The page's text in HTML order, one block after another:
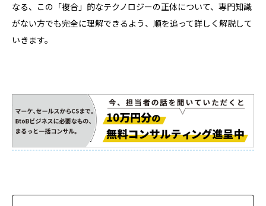
なる、この「複合」的なテクノロジーの正体について、専門知識
がない方でも完全に理解できるよう、順を追って詳しく解説して
いきます。